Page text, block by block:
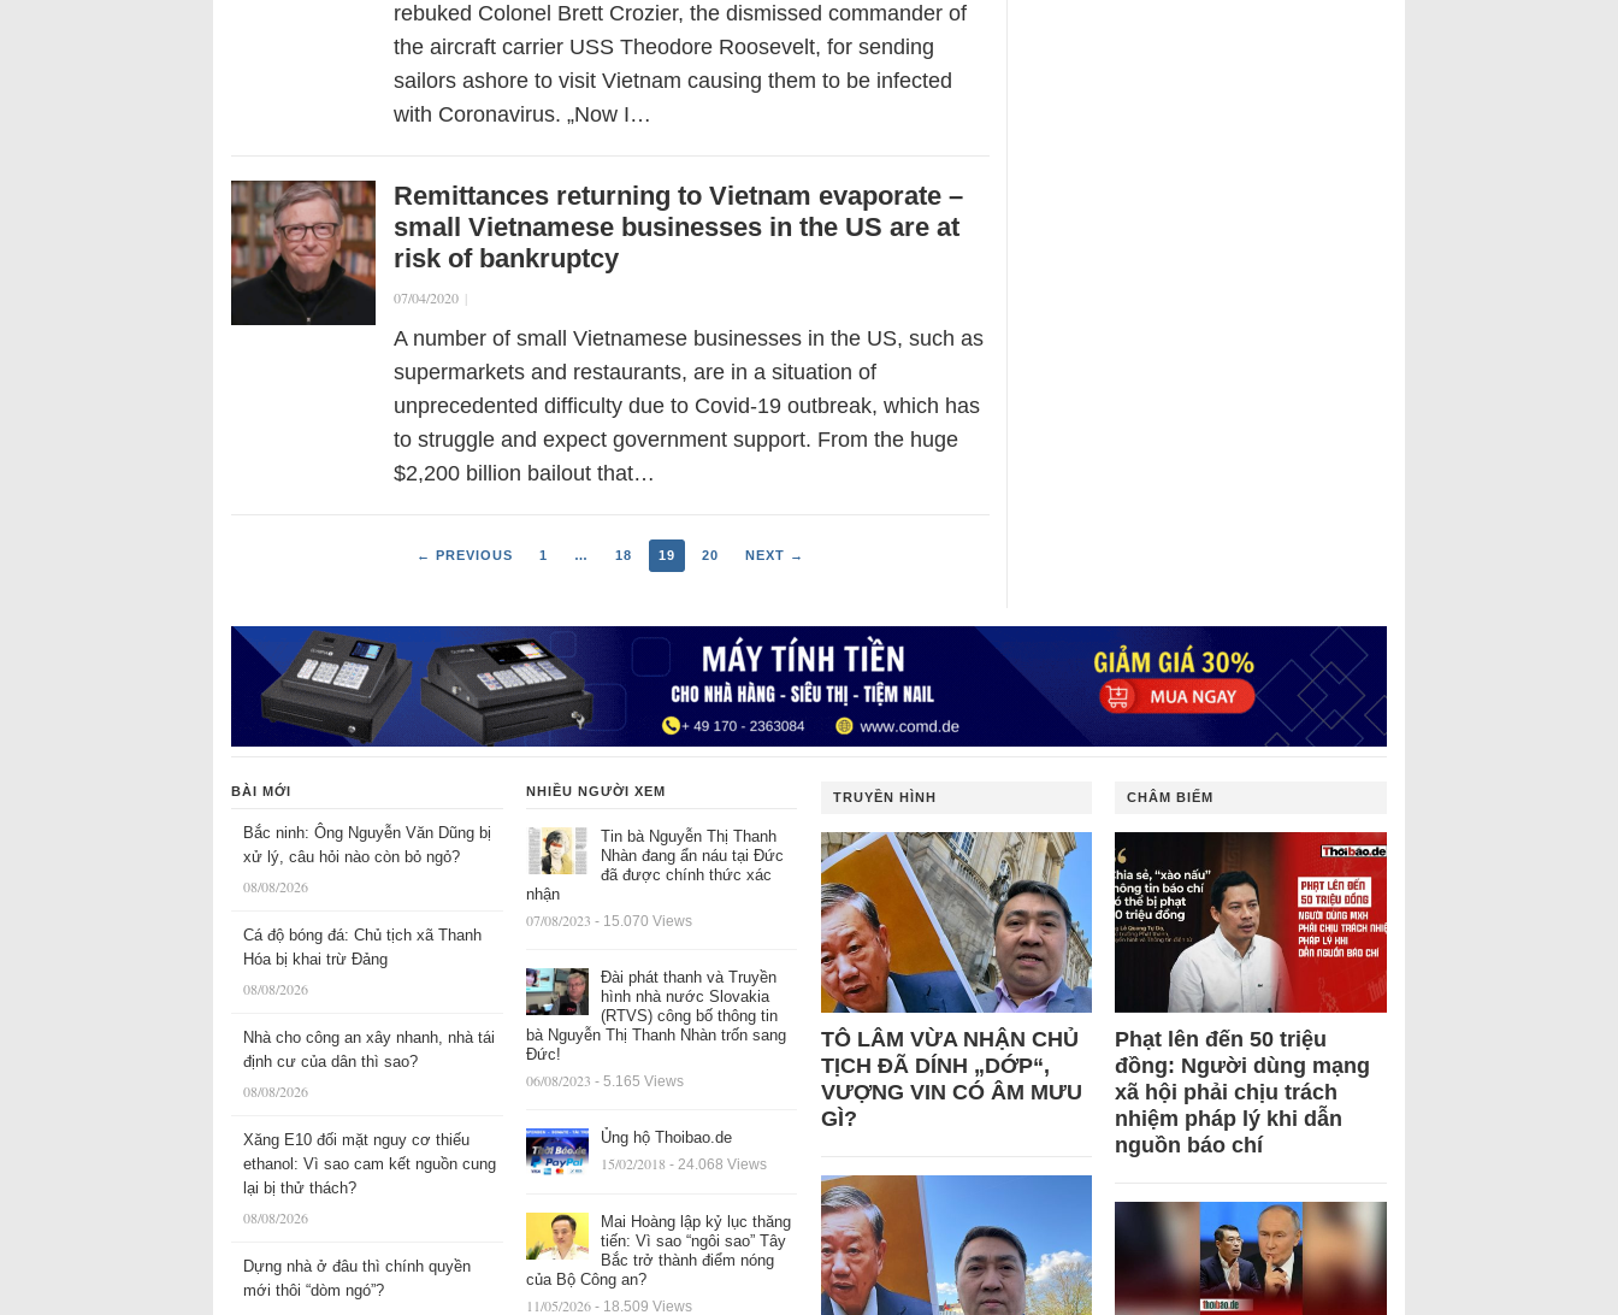
rebuked Colonel Brett Crozier, the dismissed commander of
the aircraft carrier USS Theodore Roosevelt, for sending
sailors ashore to visit Vietnam causing them to be infected
with Coronavirus. „Now I…
Remittances returning to Vietnam evaporate –
small Vietnamese businesses in the US are at
risk of bankruptcy
07/04/2020 |
A number of small Vietnamese businesses in the US, such as
supermarkets and restaurants, are in a situation of
unprecedented difficulty due to Covid-19 outbreak, which has
to struggle and expect government support. From the huge
$2,200 billion bailout that…
← PREVIOUS 1 … 18 19 20 NEXT →
BÀI MỚI
Bắc ninh: Ông Nguyễn Văn Dũng bị
xử lý, câu hỏi nào còn bỏ ngỏ?
08/08/2026
Cá độ bóng đá: Chủ tịch xã Thanh
Hóa bị khai trừ Đảng
08/08/2026
Nhà cho công an xây nhanh, nhà tái
định cư của dân thì sao?
08/08/2026
Xăng E10 đối mặt nguy cơ thiếu
ethanol: Vì sao cam kết nguồn cung
lại bị thử thách?
08/08/2026
Dựng nhà ở đâu thì chính quyền
mới thôi “dòm ngó”?
NHIỀU NGƯỜI XEM
Tin bà Nguyễn Thị Thanh
Nhàn đang ẩn náu tại Đức
đã được chính thức xác
nhận
07/08/2023 - 15.070 Views
Đài phát thanh và Truyền
hình nhà nước Slovakia
(RTVS) công bố thông tin
bà Nguyễn Thị Thanh Nhàn trốn sang
Đức!
06/08/2023 - 5.165 Views
Ủng hộ Thoibao.de
15/02/2018 - 24.068 Views
Mai Hoàng lập kỷ lục thăng
tiến: Vì sao “ngôi sao” Tây
Bắc trở thành điểm nóng
của Bộ Công an?
11/05/2026 - 18.509 Views
TRUYỀN HÌNH
TÔ LÂM VỪA NHẬN CHỦ
TỊCH ĐÃ DÍNH „DỚP“,
VƯỢNG VIN CÓ ÂM MƯU
GÌ?
CHÂM BIẾM
Phạt lên đến 50 triệu
đồng: Người dùng mạng
xã hội phải chịu trách
nhiệm pháp lý khi dẫn
nguồn báo chí